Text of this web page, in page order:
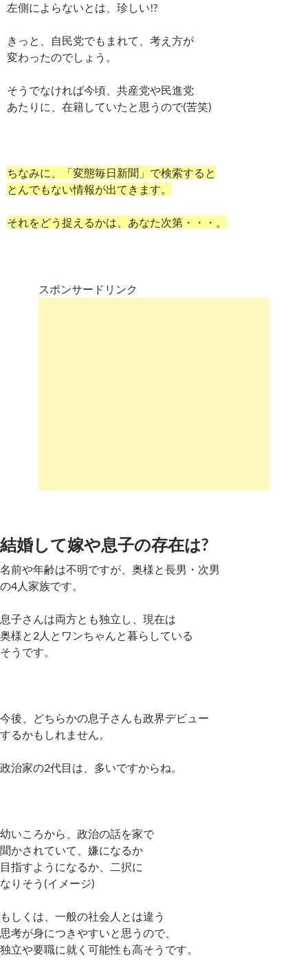
左側によらないとは、珍しい!?
きっと、自民党でもまれて、考え方が
変わったのでしょう。
そうでなければ今頃、共産党や民進党
あたりに、在籍していたと思うので(苦笑)
ちなみに、「変態毎日新聞」で検索すると
とんでもない情報が出てきます。
それをどう捉えるかは、あなた次第・・・。
スポンサードリンク
結婚して嫁や息子の存在は?
名前や年齢は不明ですが、奥様と長男・次男
の4人家族です。
息子さんは両方とも独立し、現在は
奥様と2人とワンちゃんと暮らしている
そうです。
今後、どちらかの息子さんも政界デビュー
するかもしれません。
政治家の2代目は、多いですからね。
幼いころから、政治の話を家で
聞かされていて、嫌になるか
目指すようになるか、二択に
なりそう(イメージ)
もしくは、一般の社会人とは違う
思考が身につきやすいと思うので、
独立や要職に就く可能性も高そうです。